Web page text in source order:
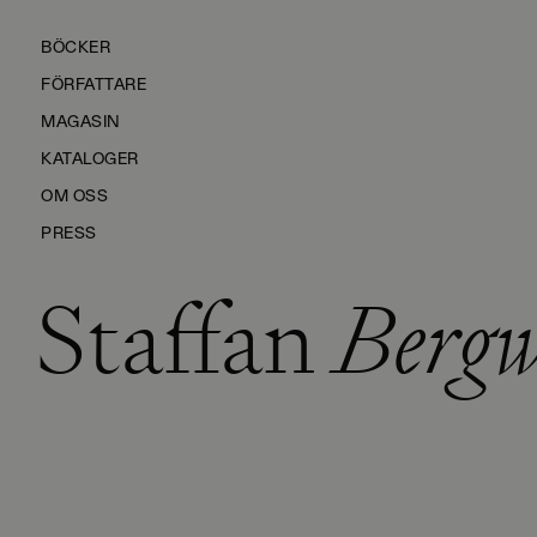
BÖCKER
FÖRFATTARE
MAGASIN
KATALOGER
OM OSS
PRESS
KONTAKTA OSS
HÅLLBARHET
Staffan